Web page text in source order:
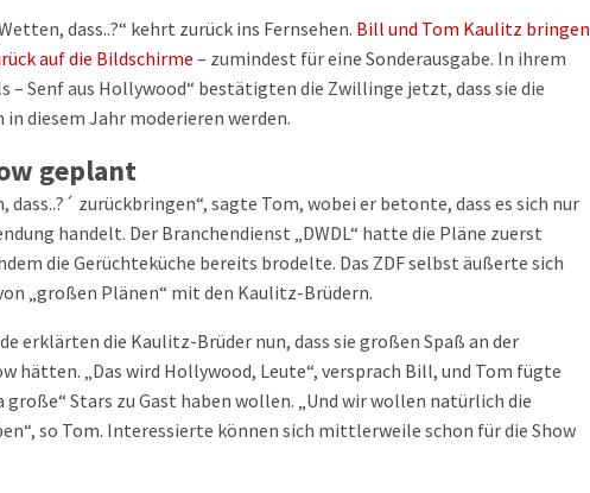
dass..?“ kehrt zurück ins Fernsehen. Bill und Tom Kaulitz bringen
auf die Bildschirme – zumindest für eine Sonderausgabe. In ihrem
– Senf aus Hollywood“ bestätigten die Zwillinge jetzt, dass sie die
in diesem Jahr moderieren werden.
geplant
dass..?´ zurückbringen“, sagte Tom, wobei er betonte, dass es sich nur
handelt. Der Branchendienst „DWDL“ hatte die Pläne zuerst
die Gerüchteküche bereits brodelte. Das ZDF selbst äußerte sich
„großen Plänen“ mit den Kaulitz-Brüdern.
erklärten die Kaulitz-Brüder nun, dass sie großen Spaß an der
hätten. „Das wird Hollywood, Leute“, versprach Bill, und Tom fügte
große“ Stars zu Gast haben wollen. „Und wir wollen natürlich die
so Tom. Interessierte können sich mittlerweile schon für die Show